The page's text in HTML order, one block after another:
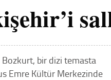
bir dizi temasta
Emre Kültür Merkezinde